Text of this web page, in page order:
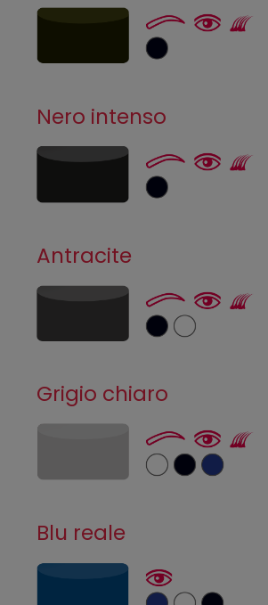
Nero intenso
Antracite
Grigio chiaro
Blu reale